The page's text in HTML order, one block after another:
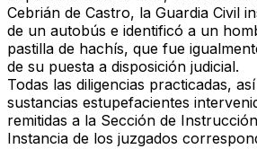
Cebrián de Castro, la Guardia Civil
de un autobús e identificó a un
pastilla de hachís, que fue
de su puesta a disposición judicial.
Todas las diligencias practicadas,
sustancias estupefacientes
remitidas a la Sección de
Instancia de los juzgados